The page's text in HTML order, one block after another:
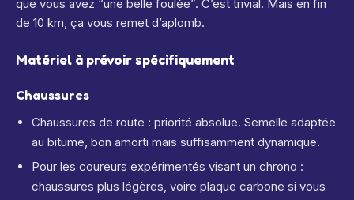
que vous avez “une belle foulée”. C’est trivial. Mais en fin
de 10 km, ça vous remet d’aplomb.
Matériel à prévoir spécifiquement
Chaussures
Chaussures de route : priorité absolue. Semelle adaptée
au bitume, bon amorti mais suffisamment dynamique.
Pour les coureurs expérimentés visant un chrono :
chaussures plus légères, voire plaque carbone si vous